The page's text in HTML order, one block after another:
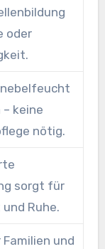
oder
keine
nötig.
sorgt für
Ruhe.
und